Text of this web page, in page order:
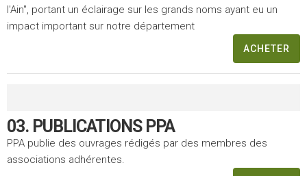
l'Ain", portant un éclairage sur les grands noms ayant eu un
impact important sur notre département
ACHETER
03. PUBLICATIONS PPA
PPA publie des ouvrages rédigés par des membres des
associations adhérentes.